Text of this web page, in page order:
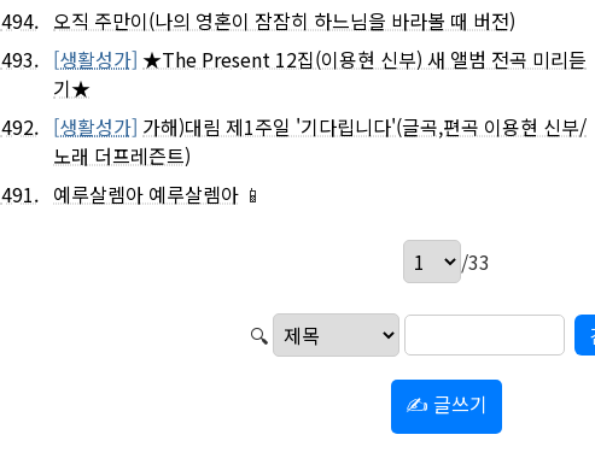
494. 오직 주만이(나의 영혼이 잠잠히 하느님을 바라볼 때 버전)
493. [생활성가] ★The Present 12집(이용현 신부) 새 앨범 전곡 미리듣
기★
492. [생활성가] 가해)대림 제1주일 '기다립니다'(글곡,편곡 이용현 신부/
노래 더프레즌트)
491. 예루살렘아 예루살렘아 📱
/33
🔍
✍ 글쓰기